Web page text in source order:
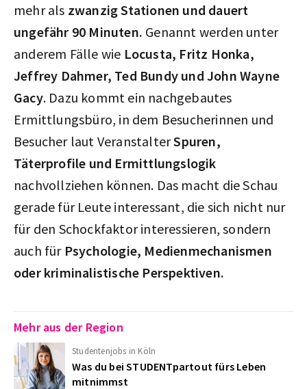
mehr als zwanzig Stationen und dauert
ungefähr 90 Minuten. Genannt werden unter
anderem Fälle wie Locusta, Fritz Honka,
Jeffrey Dahmer, Ted Bundy und John Wayne
Gacy. Dazu kommt ein nachgebautes
Ermittlungsbüro, in dem Besucherinnen und
Besucher laut VeranstalterSpuren,
Täterprofile und Ermittlungslogik
nachvollziehen können. Das macht die Schau
gerade für Leute interessant, die sich nicht nur
für den Schockfaktor interessieren, sondern
auch für Psychologie, Medienmechanismen
oder kriminalistische Perspektiven.
Mehr aus der Region
Studentenjobs in Köln
Was du bei STUDENTpartout fürs Leben
mitnimmst